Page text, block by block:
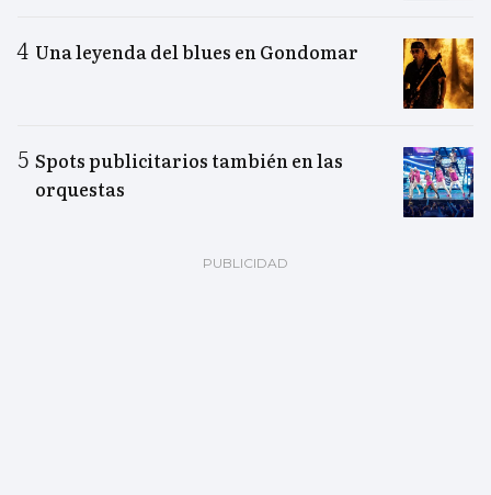
Una leyenda del blues en Gondomar
Spots publicitarios también en las
orquestas